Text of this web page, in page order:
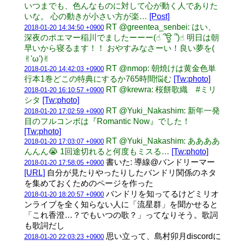
いつまでも、色んなものに対して心が動く人でありた
いな。 心の動きが小さい方が楽… [Post]
2018-01-20 14:34:50 +0900 RT @greentea_senbei: はい、
深夜のポエマー稲川でましたーーー(☝︎ ՞ਊ ՞)☝︎ 明日は朝
早いから寝るます！！ おやすみなさーい！良い夢を(
✌︎'ω')✌︎
2018-01-20 14:42:03 +0900 RT @nmop: 朝焼けは黄金色単
行本1巻どこの特典にするか765時間悩む [Tw:photo]
2018-01-20 16:10:57 +0900 RT @krewra: 桜餅歌織 #ミリ
シタ [Tw:photo]
2018-01-20 17:02:59 +0900 RT @Yuki_Nakashim: 新年一発
目のフルコンボは『Romantic Now』でした！
[Tw:photo]
2018-01-20 17:03:07 +0900 RT @Yuki_Nakashim: ああああ
んんん😭 1回途切れると何度もミスる… [Tw:photo]
2018-01-20 17:58:05 +0900 書いた: 導線@バンドリーマー
[URL] 自分が見たりやったりしたバンドリ関係のネタ
を集めておくためのページを作った
2018-01-20 18:20:57 +0900 バンドリを知ってるけどミリオ
ンライブを全く知らない人に「流星群」を聞かせると
「これ香澄…？でもいつの歌？」ってなりそう。歌詞
も歌詞だし
2018-01-20 22:03:23 +0900 思い立って、島村卯月discordに